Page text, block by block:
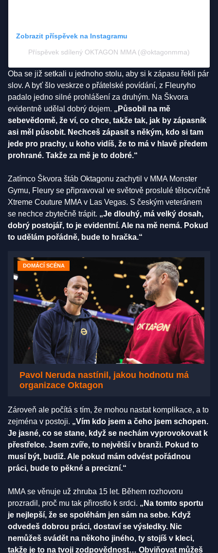
Zobrazit příspěvek na Instagramu
Příspěvek sdílený OKTAGON MMA (@oktagonmma)
Oba se již setkali u jednoho stolu, aby si k zápasu řekli pár
slov. A byť šlo veskrze o přátelské povídání, z Fleuryho
padalo jedno silné prohlášení za druhým. Na Škvora
evidentně udělal dobrý dojem. „Působil na mě
sebevědomě, že ví, co chce, takže tak, jak by zápasník
asi měl působit. Nechceš zápasit s někým, kdo si tam
jede pro prachy, u koho vidíš, že to má v hlavě předem
prohrané. Takže za mě je to dobré.“
Zatímco Škvora štáb Oktagonu zachytil v MMA Monster
Gymu, Fleury se připravoval ve světově proslulé tělocvičně
Xtreme Couture MMA v Las Vegas. S českým veteránem
se nechce zbytečně trápit. „Je dlouhý, má velký dosah,
dobrý postojář, to je evidentní. Ale na mě nemá. Pokud
to udělám pořádně, bude to hračka.“
DOMÁCÍ SCÉNA
Pavol Neruda nastínil, jakou hodnotu má
organizace Oktagon
Zároveň ale počítá s tím, že mohou nastat komplikace, a to
zejména v postoji. „Vím kdo jsem a čeho jsem schopen.
Je jasné, co se stane, když se nechám vyprovokovat k
přestřelce. Jsem zvíře, to největší v branži. Pokud to
musí být, budiž. Ale pokud mám odvést pořádnou
práci, bude to pěkné a precizní.“
MMA se věnuje už zhruba 15 let. Během rozhovoru
prozradil, proč mu tak přirostlo k srdci. „Na tomto sportu
je nejlepší, že se spoléhám jen sám na sebe. Když
odvedeš dobrou práci, dostaví se výsledky. Nic
nemůžeš svádět na někoho jiného, ty stojíš v kleci,
takže je to na tvoji zodpovědnost… Obviňovat můžeš